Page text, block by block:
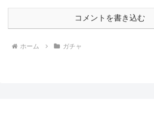
コメントを書き込む
ホーム ガチャ